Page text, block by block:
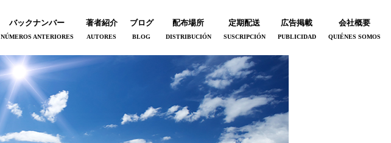
バックナンバー
NÚMEROS ANTERIORES
著者紹介
AUTORES
ブログ
BLOG
配布場所
DISTRIBUCIÓN
定期配送
SUSCRIPCIÓN
広告掲載
PUBLICIDAD
会社概要
QUIÉNES SOMOS